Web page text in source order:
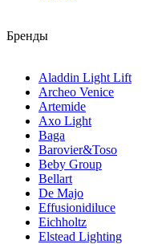
Бренды
Aladdin Light Lift
Archeo Venice
Artemide
Axo Light
Baga
Barovier&Toso
Beby Group
Bellart
De Majo
Effusionidiluce
Eichholtz
Elstead Lighting